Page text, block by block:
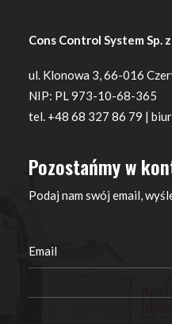
Cons Control System Sp.
ul. Klonowa 3, 66-016
NIP: PL 973-10-68-365
tel. +48 68 327 86 79 |
Pozostańmy w
Podaj nam swój email,